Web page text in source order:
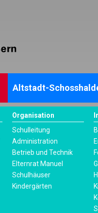
Altstadt-
Organisation
Schulleitung
Administration
Betrieb und Technik
Elternrat Manuel
Schulhäuser
Kindergärten